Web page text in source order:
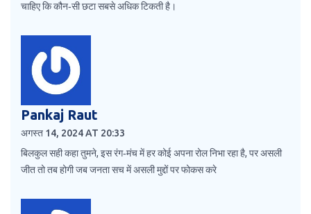
चाहिए कि कौन‑सी छटा सबसे अधिक टिकती है।
Pankaj Raut
अगस्त 14, 2024 AT 20:33
बिलकुल सही कहा तुमने, इस रंग‑मंच में हर कोई अपना रोल निभा रहा है, पर असली
जीत तो तब होगी जब जनता सच में असली मुद्दों पर फोकस करे